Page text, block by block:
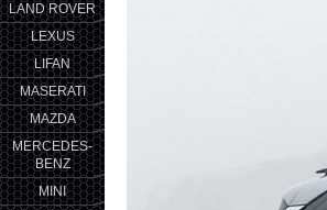
LAND ROVER
LEXUS
LIFAN
MASERATI
MAZDA
MERCEDES-
BENZ
MINI